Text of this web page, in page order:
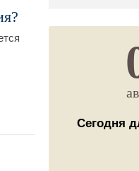
Сегодня